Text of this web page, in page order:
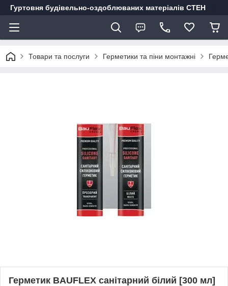
Гуртовня будівельно-оздоблюваних матеріалів СТЕН
Товари та послуги Герметики та піни монтажні
Герметик BAUFLEX санітарний білий [300 мл]